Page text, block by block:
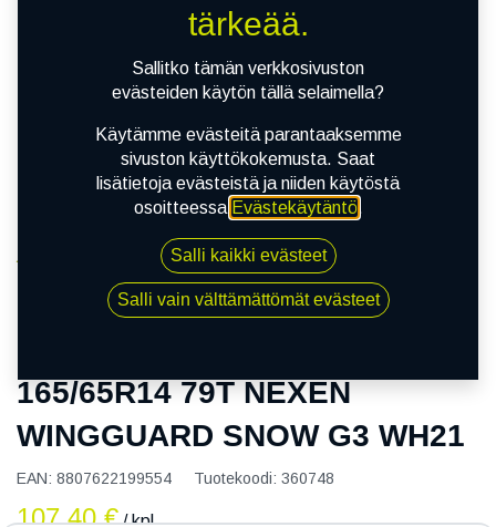
165/65R14 79T NEXEN WINGGUARD SNOW G3
165/65R14 79T NEXEN
WINGGUARD SNOW G3 WH21
EAN: 8807622199554 Tuotekoodi: 360748
107,40€ / kpl
tärkeää.
Sallitko tämän verkkosivuston
evästeiden käytön tällä selaimella?
Käytämme evästeitä parantaaksemme
sivuston käyttökokemusta. Saat
lisätietoja evästeistä ja niiden käytöstä
osoitteessa Evästekäytäntö.
Salli kaikki evästeet
Salli vain välttämättömät evästeet